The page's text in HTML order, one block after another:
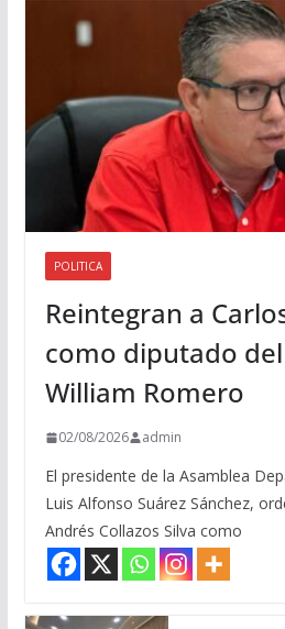
POLITICA
Reintegran a
como diputado
William Romero
02/08/2026 admin
El presidente de la Asamblea
Luis Alfonso Suárez Sánchez,
Andrés Collazos Silva como